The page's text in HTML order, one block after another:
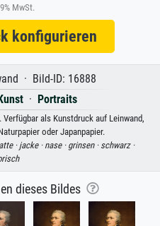
MwSt.
konfigurieren
· Bild-ID: 16888
· Portraits
als Kunstdruck auf Leinwand,
oder Japanpapier.
· jacke · nase · grinsen · schwarz ·
dieses Bildes